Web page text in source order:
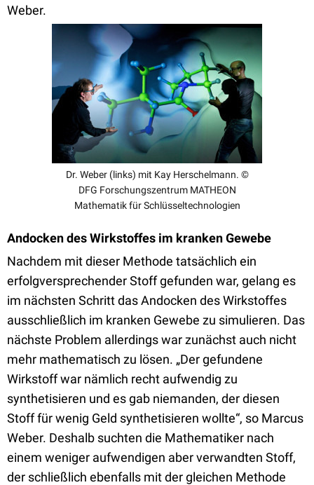
Weber.
Dr. Weber (links) mit Kay Herschelmann. ©
DFG Forschungszentrum MATHEON
Mathematik für Schlüsseltechnologien
Andocken des Wirkstoffes im kranken Gewebe
Nachdem mit dieser Methode tatsächlich ein
erfolgversprechender Stoff gefunden war, gelang es
im nächsten Schritt das Andocken des Wirkstoffes
ausschließlich im kranken Gewebe zu simulieren. Das
nächste Problem allerdings war zunächst auch nicht
mehr mathematisch zu lösen. „Der gefundene
Wirkstoff war nämlich recht aufwendig zu
synthetisieren und es gab niemanden, der diesen
Stoff für wenig Geld synthetisieren wollte“, so Marcus
Weber. Deshalb suchten die Mathematiker nach
einem weniger aufwendigen aber verwandten Stoff,
der schließlich ebenfalls mit der gleichen Methode